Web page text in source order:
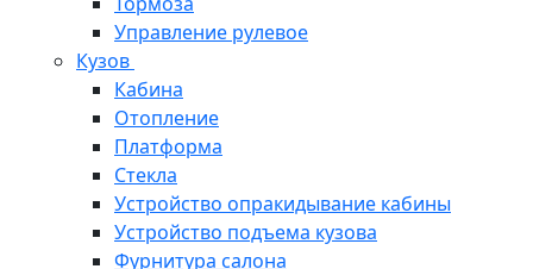
Управление рулевое
Кузов
Кабина
Отопление
Платформа
Стекла
Устройство опракидывание кабины
Устройство подъема кузова
Фурнитура салона